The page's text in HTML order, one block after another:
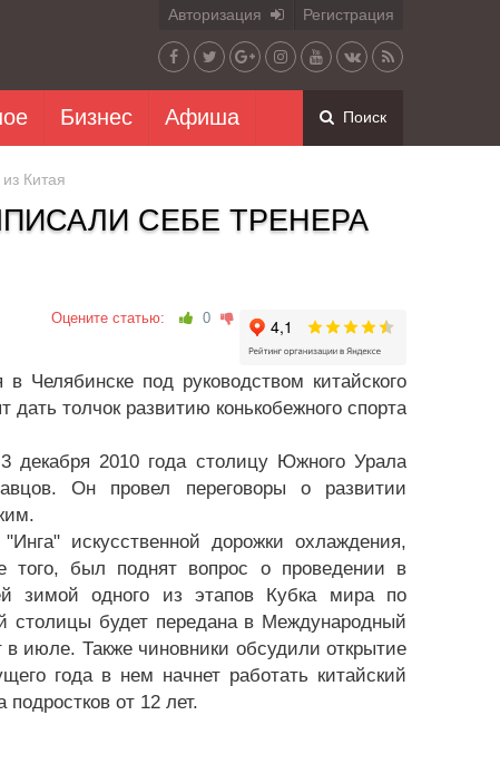
Авторизация Регистрация
Бизнес Афиша Поиск
Китая
СЕБЕ ТРЕНЕРА
Оцените статью: 0
под руководством китайского
толчок развитию конькобежного спорта
декабря 2010 года столицу Южного Урала
Он провел переговоры о развитии
искусственной дорожки охлаждения,
того, был поднят вопрос о проведении в
зимой одного из этапов Кубка мира по
столицы будет передана в Международный
июле. Также чиновники обсудили открытие
года в нем начнет работать китайский
от 12 лет.